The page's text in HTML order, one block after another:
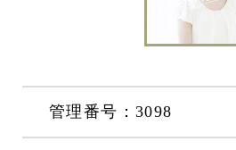
管理番号：3098